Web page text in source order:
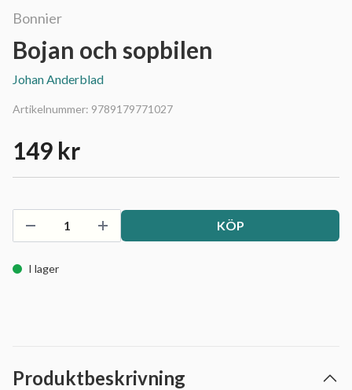
Bonnier
Bojan och sopbilen
Johan Anderblad
Artikelnummer: 9789179771027
149 kr
KÖP
I lager
Produktbeskrivning